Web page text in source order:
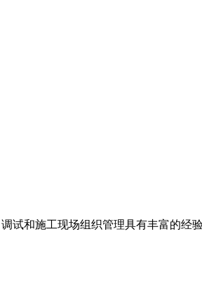
试和施工现场组织管理具有丰富的经